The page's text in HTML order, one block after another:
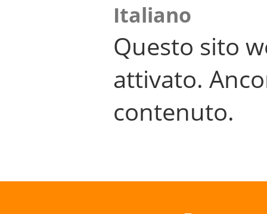
Italiano
Questo sito
attivato.
contenuto.